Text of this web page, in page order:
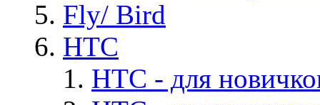
Fly/ Bird
HTC
HTC - для